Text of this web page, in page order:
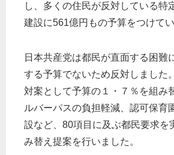
し、多くの住民が反対している特
建設に561億円もの予算をつけてい
日本共産党は都民が直面する困難
する予算でないため反対しました。
対案として予算の１・７％を組み
ルバーパスの負担軽減、認可保育
設など、80項目に及ぶ都民要求を
み替え提案を行いました。